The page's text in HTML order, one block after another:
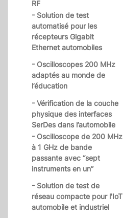
RF
- Solution de test
automatisé pour les
récepteurs Gigabit
Ethernet automobiles
- Oscilloscopes 200 MHz
adaptés au monde de
l’éducation
- Vérification de la couche
physique des interfaces
SerDes dans l’automobile
- Oscilloscope de 200 MHz
à 1 GHz de bande
passante avec “sept
instruments en un”
- Solution de test de
réseau compacte pour l'IoT
automobile et industriel